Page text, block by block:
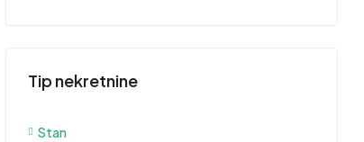
Tip nekretnine
Stan